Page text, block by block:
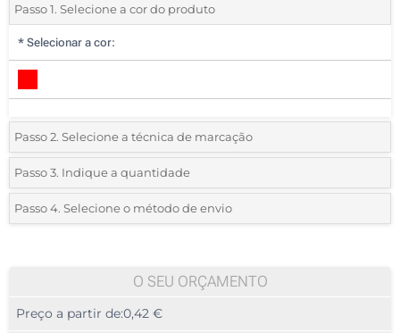
Passo 1. Selecione a cor do produto
* Selecionar a cor:
Passo 2. Selecione a técnica de marcação
*Selecione o tipo de marcação e as cores do logotipo:
1 Cor (Na frente)
Passo 3. Indique a quantidade
*Quantidade mínima:165
330
Passo 4. Selecione o método de envio
O SEU ORÇAMENTO
Preço a partir de:0,42 €